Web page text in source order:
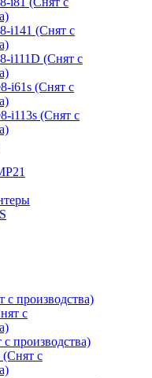
i141 (Снят с
i111D (Снят с
i61s (Снят с
i113s (Снят с
с производства)
с
производства)
с